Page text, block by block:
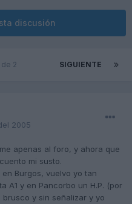
discusión
SIGUIENTE
de 2
2005
apenas al foro, y ahora que
mi susto.
Burgos, vuelvo yo tan
A1 y en Pancorbo un H.P. (por
y sin señalizar y yo